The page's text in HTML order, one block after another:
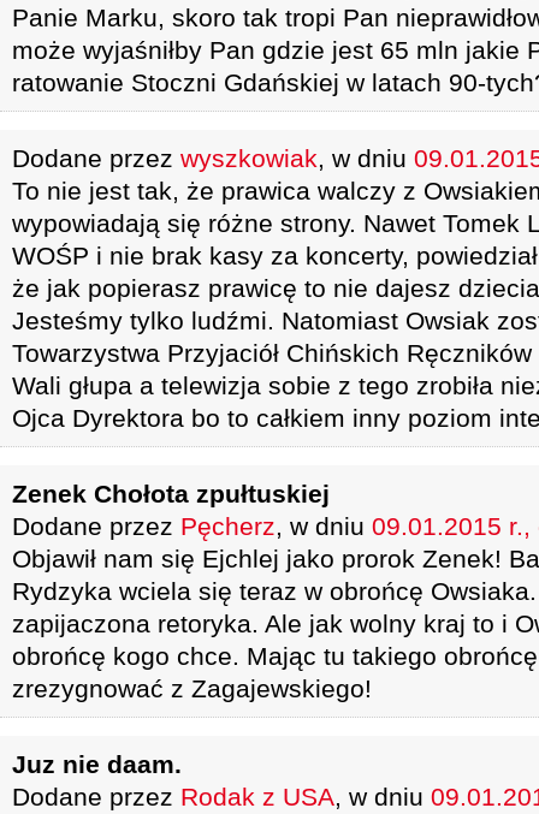
Panie Marku, skoro tak tropi Pan
może wyjaśniłby Pan gdzie jest 65 mln jakie
ratowanie Stoczni Gdańskiej w latach 90-
Dodane przez wyszkowiak, w dniu
To nie jest tak, że prawica walczy z
wypowiadają się różne strony. Nawet Tomek
WOŚP i nie brak kasy za koncerty,
że jak popierasz prawicę to nie dajesz
Jesteśmy tylko ludźmi. Natomiast Owsiak
Towarzystwa Przyjaciół Chińskich
Wali głupa a telewizja sobie z tego zrobiła
Ojca Dyrektora bo to całkiem inny poziom
Zenek Chołota zpułtuskiej
Dodane przez Pęcherz, w dniu 09.01.2015
Objawił nam się Ejchlej jako prorok Zenek!
Rydzyka wciela się teraz w obrońcę
zapijaczona retoryka. Ale jak wolny kraj to i
obrońcę kogo chce. Mając tu takiego
zrezygnować z Zagajewskiego!
Juz nie daam.
Dodane przez Rodak z USA, w dniu